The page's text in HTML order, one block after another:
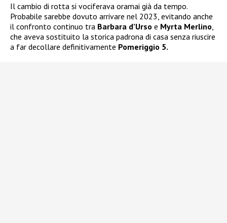
Il cambio di rotta si vociferava oramai già da tempo.
Probabile sarebbe dovuto arrivare nel 2023, evitando anche
il confronto continuo tra Barbara d’Urso e Myrta Merlino
che aveva sostituito la storica padrona di casa senza riuscire
a far decollare definitivamente Pomeriggio 5.